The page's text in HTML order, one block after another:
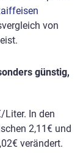
von
günstig,
Liter. In den
2,11€ und
verändert.